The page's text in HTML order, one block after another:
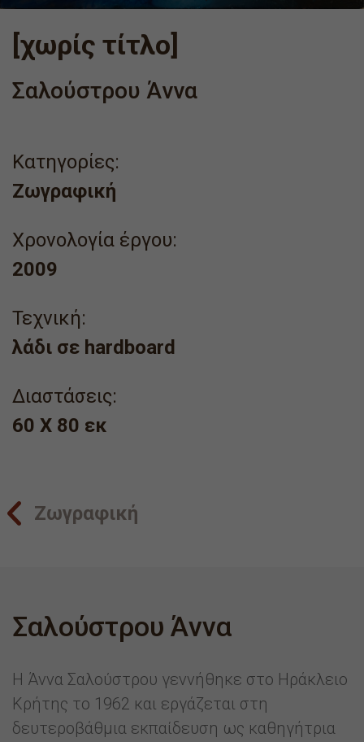
[χωρίς τίτλο]
Σαλούστρου Άννα
Κατηγορίες:
Ζωγραφική
Χρονολογία έργου:
2009
Τεχνική:
λάδι σε hardboard
Διαστάσεις:
60 Χ 80 εκ
Ζωγραφική
Σαλούστρου Άννα
Η Άννα Σαλούστρου γεννήθηκε στο Ηράκλειο
Κρήτης το 1962 και εργάζεται στη
δευτεροβάθμια εκπαίδευση ως καθηγήτρια